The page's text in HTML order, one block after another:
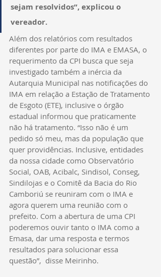
sejam resolvidos”, explicou o
vereador.
Além dos relatórios com resultados
diferentes por parte do IMA e EMASA, o
requerimento da CPI busca que seja
investigado também a inércia da
Autarquia Municipal nas notificações do
IMA em relação a Estação de Tratamento
de Esgoto (ETE), inclusive o órgão
estadual informou que praticamente
não há tratamento. “Isso não é um
pedido só meu, mas da população que
quer providências. Inclusive, entidades
da nossa cidade como Observatório
Social, OAB, Acibalc, Sindisol, Conseg,
Sindilojas e o Comitê da Bacia do Rio
Camboriú se reuniram com o IMA e
agora querem uma reunião com o
prefeito. Com a abertura de uma CPI
poderemos ouvir tanto o IMA como a
Emasa, dar uma resposta e termos
resultados para solucionar essa
questão”,  disse Meirinho.